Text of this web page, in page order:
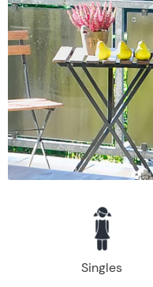
Singles